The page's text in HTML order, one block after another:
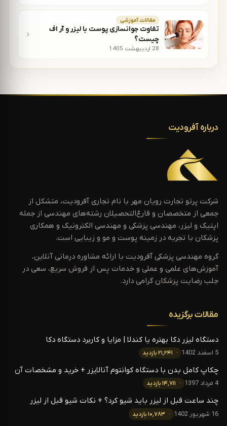
مقالات آموزشی
تفاوت جوانسازی پوست با لیزر و آر اف
چیست؟
28 اردیبهشت 1405
درباره آفرودیت
شرکت پرتو تجارت رویان مهر با نام تجاری آفرودیت، متشکل از
جمعی از متخصصان و فارغ‌التحصیلان رشته‌های مهندسی از جمله
اپتیک و لیزر، مهندسی پزشکی و مهندسی الکترونیک و همکاری
پزشکان با تجربه در زمینه پوست و مو و زیبایی است.
گروه مهندسی پزشکی آفرودیت با ارائه مشاوره درمانی آنلاین،
آموزش‌های علمی و عملی و خدمات پس از فروش سریع، سعی در
جلب رضایت پزشکان گرامی دارد.
مقالات برگزیده
دستگاه لیزر دکا بهتره یا کندلا | مزایا و کاربرد دستگاه دکا
5 اسفند 1402 ۲۱,۲۴۱ بازدید
چکاپ کامل بدن با دستگاه کوانتوم آنالایزر + خرید و مشخصات آن
4 مرداد 1397 ۱۴,۷۱۱ بازدید
چند ساعت قبل از لیزر باید شیو کرد؟ + نکات شیو قبل از لیزر
16 شهریور 1402 ۱۰,۷۸۳ بازدید